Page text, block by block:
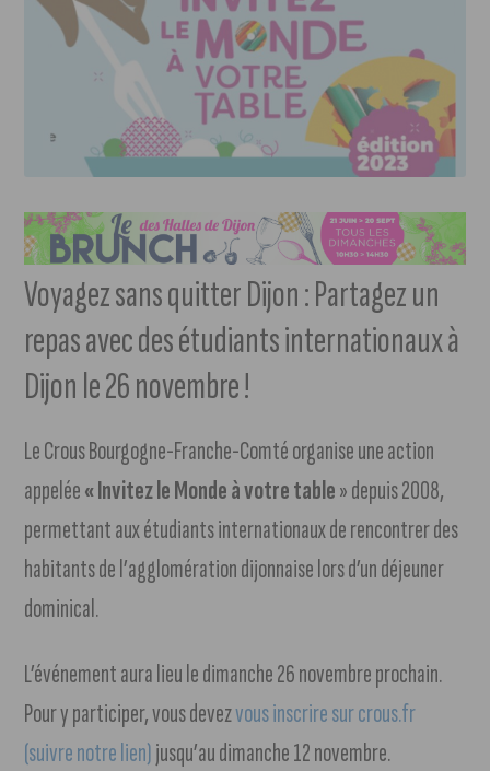
Voyagez sans quitter Dijon : Partagez un
repas avec des étudiants internationaux à
Dijon le 26 novembre !
Le Crous Bourgogne-Franche-Comté organise une action
appelée« Invitez le Monde à votre table» depuis 2008,
permettant aux étudiants internationaux de rencontrer des
habitants de l’agglomération dijonnaise lors d’un déjeuner
dominical.
L’événement aura lieu le dimanche 26 novembre prochain.
Pour y participer, vous devezvous inscrire sur crous.fr
(suivre notre lien)jusqu’au dimanche 12 novembre.